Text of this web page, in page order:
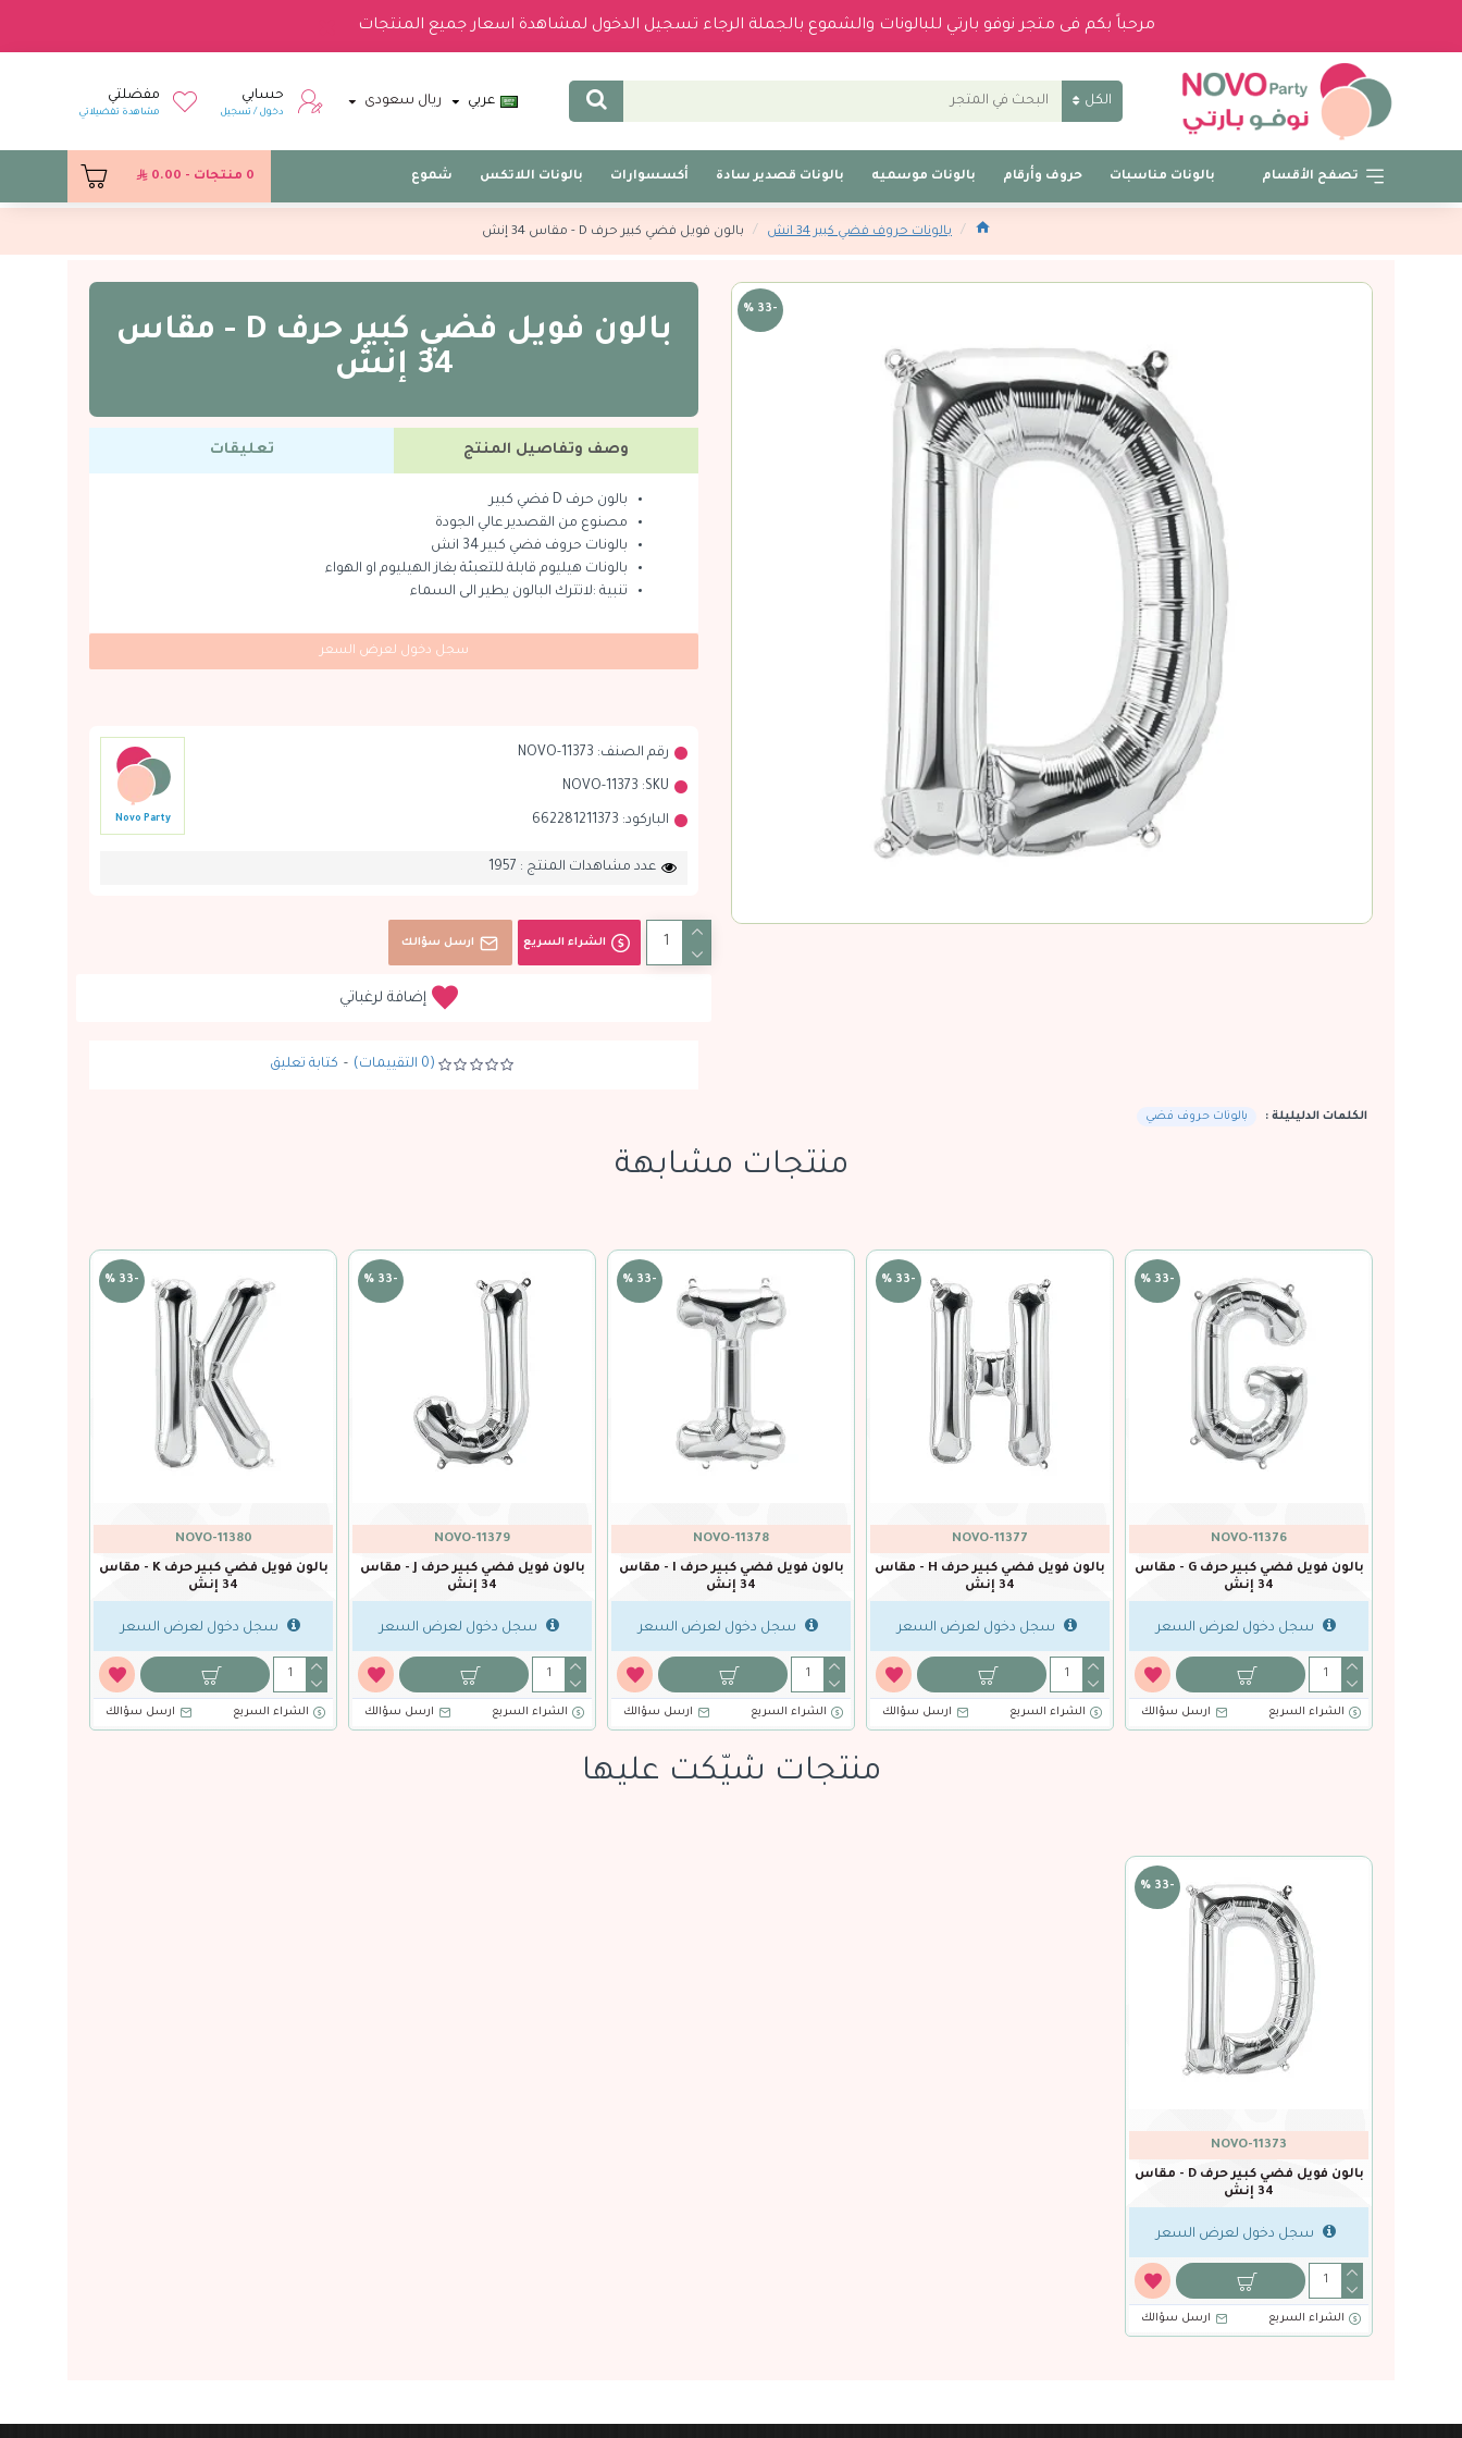
مرحباً بكم فى متجر نوفو بارتي للبالونات والشموع بالجملة الرجاء تسجيل الدخول لمشاهدة اسعار جميع المنتجات
الكل عربي ريال سعودى حسابي
دخول / تسجيل
مفضلتي
مشاهدة تفضيلاتي
تصفح الأقسام بالونات مناسبات حروف وأرقام بالونات موسميه بالونات قصدير سادة أكسسوارات بالونات اللاتكس شموع 0 منتجات - 0.00
بالونات حروف فضي كبير 34 انش بالون فويل فضي كبير حرف D - مقاس 34 إنش
-33 %
بالون فويل فضي كبير حرف D - مقاس
34 إنش
وصف وتفاصيل المنتج تعليقات
بالون حرف D فضي كبير
مصنوع من القصدير عالي الجودة
بالونات حروف فضي كبير 34 انش
بالونات هيليوم قابلة للتعبئة بغاز الهيليوم او الهواء
تنبية :لاتترك البالون يطير الى السماء
رقم الصنف: NOVO-11373
SKU:
NOVO-11373
الباركود: 662281211373
Novo Party
عدد مشاهدات المنتج : 1957
(0 التقييمات) - كتابة تعليق
سجل دخول لعرض السعر
الشراء السريع ارسل سؤالك
إضافة لرغباتي
الكلمات الدليليلة : بالونات حروف فضي
منتجات مشابهة
-33 %
NOVO-11376
بالون فويل فضي كبير حرف G - مقاس
34 إنش
سجل دخول لعرض السعر
الشراء السريع ارسل سؤالك
-33 %
NOVO-11377
بالون فويل فضي كبير حرف H - مقاس
34 إنش
سجل دخول لعرض السعر
الشراء السريع ارسل سؤالك
-33 %
NOVO-11378
بالون فويل فضي كبير حرف I - مقاس
34 إنش
سجل دخول لعرض السعر
الشراء السريع ارسل سؤالك
-33 %
NOVO-11379
بالون فويل فضي كبير حرف J - مقاس
34 إنش
سجل دخول لعرض السعر
الشراء السريع ارسل سؤالك
-33 %
NOVO-11380
بالون فويل فضي كبير حرف K - مقاس
34 إنش
سجل دخول لعرض السعر
الشراء السريع ارسل سؤالك
منتجات شيّكت عليها
-33 %
NOVO-11373
بالون فويل فضي كبير حرف D - مقاس
34 إنش
سجل دخول لعرض السعر
الشراء السريع ارسل سؤالك